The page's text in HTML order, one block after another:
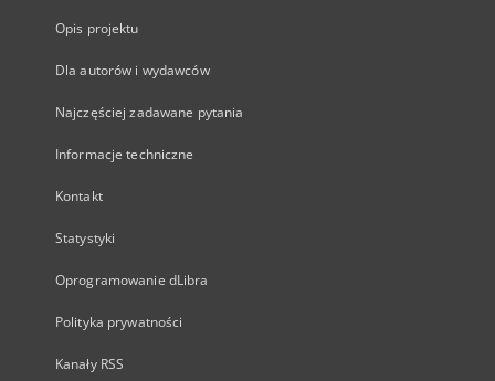
Opis projektu
Dla autorów i wydawców
Najczęściej zadawane pytania
Informacje techniczne
Kontakt
Statystyki
Oprogramowanie dLibra
Polityka prywatności
Kanały RSS